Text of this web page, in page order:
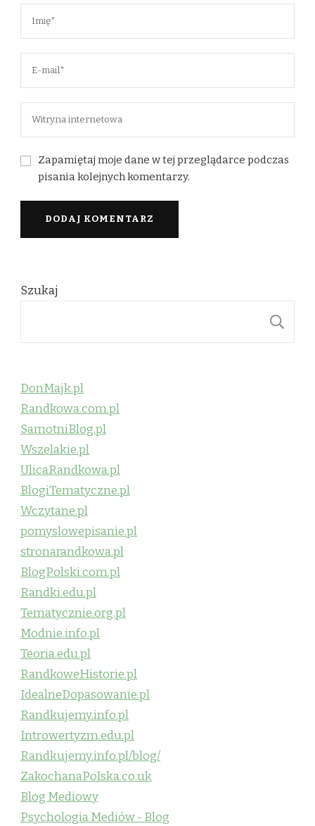
Zapamiętaj moje dane w tej przeglądarce podczas
pisania kolejnych komentarzy.
Szukaj
DonMajk.pl
Randkowa.com.pl
SamotniBlog.pl
Wszelakie.pl
UlicaRandkowa.pl
BlogiTematyczne.pl
Wczytane.pl
pomyslowepisanie.pl
stronarandkowa.pl
BlogPolski.com.pl
Randki.edu.pl
Tematycznie.org.pl
Modnie.info.pl
Teoria.edu.pl
RandkoweHistorie.pl
IdealneDopasowanie.pl
Randkujemy.info.pl
Introwertyzm.edu.pl
Randkujemy.info.pl/blog/
ZakochanaPolska.co.uk
Blog Mediowy
Psychologia Mediów - Blog